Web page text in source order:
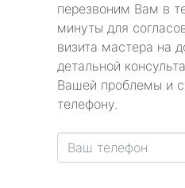
перезвоним Вам в
минуты для
визита мастера на
детальной
Вашей проблемы и
телефону.